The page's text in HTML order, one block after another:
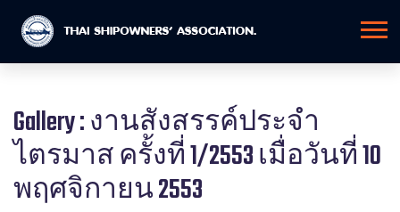
Gallery : งานสังสรรค์ประจำ
ไตรมาส ครั้งที่ 1/2553 เมื่อวันที่ 10
พฤศจิกายน 2553